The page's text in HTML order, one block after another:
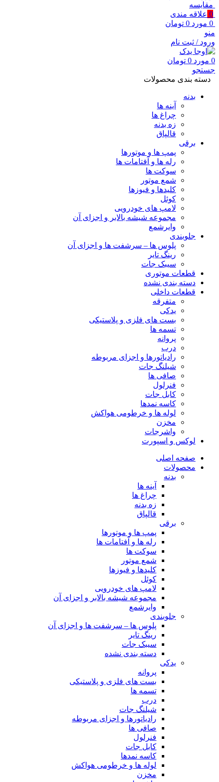
مقايسه
0 علاقه مندی
0 مورد 0 تومان
منو
ورود / ثبت نام
0 مورد 0 تومان
جستجو
دسته بندی محصولات
بدنه
آینه ها
چراغ ها
زه بدنه
قالپاق
برقی
پمپ ها و موتورها
رله ها و آفتامات ها
سوکت ها
شمع موتور
کلیدها و فیوزها
کوئل
لامپ های خودرویی
مجموعه شیشه بالابر و اجزای آن
وایرشمع
جلوبندی
پلوس ها – سرشفت ها و اجزای آن
رینگ تایر
سیبک جات
قطعات موتوری
دسته بندی نشده
قطعات داخلی
متفرقه
یدکی
بست های فلزی و پلاستیکی
تسمه ها
پروانه
درب
رادیاتورها و اجزای مربوطه
شیلنگ جات
صافی ها
فنرلول
کابل جات
کاسه نمدها
لوله ها و خرطومی هواکش
مخزن
واشرجات
لوکس و اسپورت
صفحه اصلی
محصولات
بدنه
آینه ها
چراغ ها
زه بدنه
قالپاق
برقی
پمپ ها و موتورها
رله ها و آفتامات ها
سوکت ها
شمع موتور
کلیدها و فیوزها
کوئل
لامپ های خودرویی
مجموعه شیشه بالابر و اجزای آن
وایرشمع
جلوبندی
پلوس ها – سرشفت ها و اجزای آن
رینگ تایر
سیبک جات
دسته بندی نشده
یدکی
پروانه
بست های فلزی و پلاستیکی
تسمه ها
درب
شیلنگ جات
رادیاتورها و اجزای مربوطه
صافی ها
فنرلول
کابل جات
کاسه نمدها
لوله ها و خرطومی هواکش
مخزن